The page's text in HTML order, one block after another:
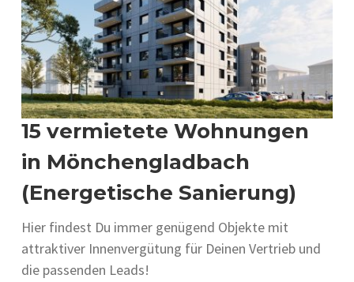
15 vermietete Wohnungen
in Mönchengladbach
(Energetische Sanierung)
Hier findest Du immer genügend Objekte mit
attraktiver Innenvergütung für Deinen Vertrieb und
die passenden Leads!